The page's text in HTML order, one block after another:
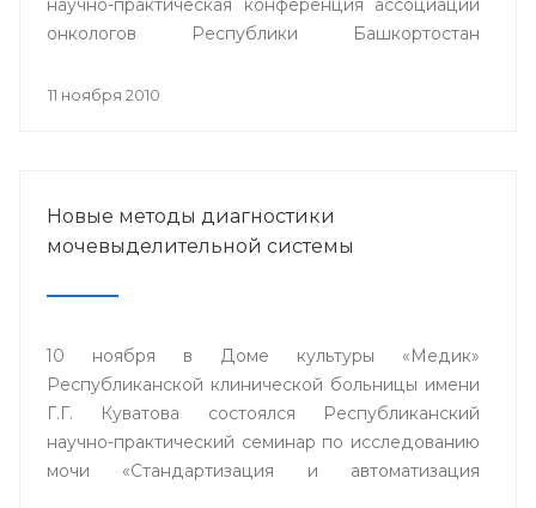
научно-практическая конференция ассоциации
онкологов Республики Башкортостан
основа прогресса онкологической науки и
11 ноября 2010
Новые методы диагностики
мочевыделительной системы
10 ноября в Доме культуры «Медик»
Республиканской клинической больницы имени
Г.Г. Куватова состоялся Республиканский
научно-практический семинар по исследованию
мочи «Стандартизация и автоматизация